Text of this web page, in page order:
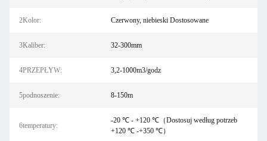
2Kolor: Czerwony, niebieski Dostosowane
3Kaliber: 32-300mm
4PRZEPŁYW: 3,2-1000m3/godz
5podnoszenie: 8-150m
6temperatury:
-20 ℃ - +120 ℃（Dostosuj według potrzeb
+120 ℃ -+350 ℃）